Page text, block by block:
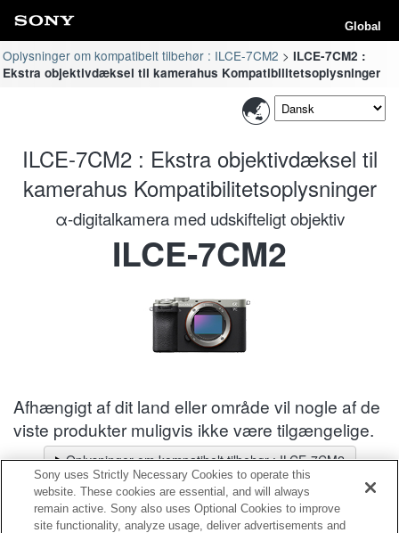
Global
Oplysninger om kompatibelt tilbehør : ILCE-7CM2
ILCE-7CM2 :
Ekstra objektivdæksel til kamerahus Kompatibilitetsoplysninger
ILCE-7CM2 : Ekstra objektivdæksel til
kamerahus Kompatibilitetsoplysninger
α-digitalkamera med udskifteligt objektiv
ILCE-7CM2
Afhængigt af dit land eller område vil nogle af de
viste produkter muligvis ikke være tilgængelige.
Oplysninger om kompatibelt tilbehør : ILCE-7CM2
Objektivvælger
Vælg et anbefalet objektiv til de fotos, du vil tage
Sony uses Strictly Necessary Cookies to operate this
website. These cookies are essential, and will always
remain active. Sony also uses Optional Cookies to improve
site functionality, analyze usage, deliver advertisements and